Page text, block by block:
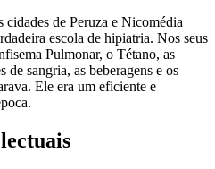
cidades de Peruza e Nicomédia
escola de hipiatria. Nos seus
Pulmonar, o Tétano, as
de sangria, as beberagens e os
Ele era um eficiente e